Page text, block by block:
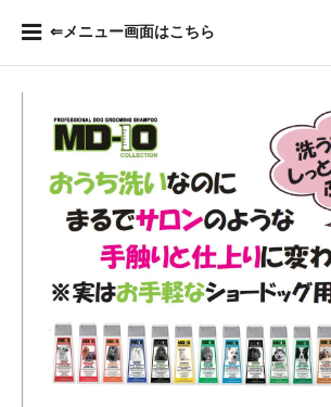
⇐メニュー画面はこちら